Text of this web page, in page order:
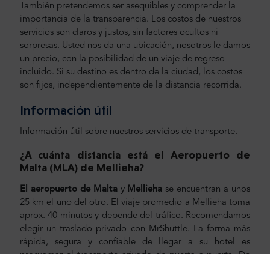
También pretendemos ser asequibles y comprender la
importancia de la transparencia. Los costos de nuestros
servicios son claros y justos, sin factores ocultos ni
sorpresas. Usted nos da una ubicación, nosotros le damos
un precio, con la posibilidad de un viaje de regreso
incluido. Si su destino es dentro de la ciudad, los costos
son fijos, independientemente de la distancia recorrida.
Información útil
Información útil sobre nuestros servicios de transporte.
¿A cuánta distancia está el Aeropuerto de
Malta (MLA) de Mellieha?
El aeropuerto de Maltay Mellieha se encuentran a unos
25 km el uno del otro. El viaje promedio a Mellieha toma
aprox. 40 minutos y depende del tráfico. Recomendamos
elegir un traslado privado con MrShuttle. La forma más
rápida, segura y confiable de llegar a su hotel es